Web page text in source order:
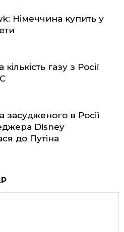
Німеччина купить у
газу з Росії
засудженого в Росії
Disney
до Путіна